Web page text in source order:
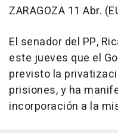
ZARAGOZA 11 Abr.
El senador del PP,
este jueves que el
previsto la
prisiones, y ha
incorporación a la